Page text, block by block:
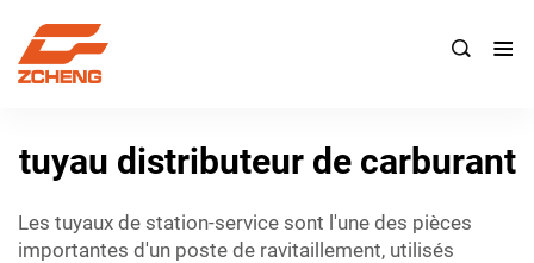

tuyau distributeur de carburant
Les tuyaux de station-service sont l'une des pièces
importantes d'un poste de ravitaillement, utilisés